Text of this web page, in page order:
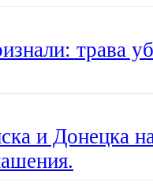
трава
и Донецка